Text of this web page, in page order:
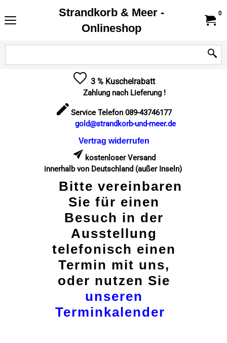
Strandkorb & Meer -
Onlineshop
0
3 % Kuschelrabatt
Zahlung nach Lieferung !
Service Telefon 089-43746177
gold@strandkorb-und-meer.de
Vertrag widerrufen
kostenloser Versand
innerhalb von Deutschland (außer Inseln)
Bitte vereinbaren
Sie für einen
Besuch in der
Ausstellung
telefonisch einen
Termin mit uns,
oder nutzen Sie
unseren
Terminkalender